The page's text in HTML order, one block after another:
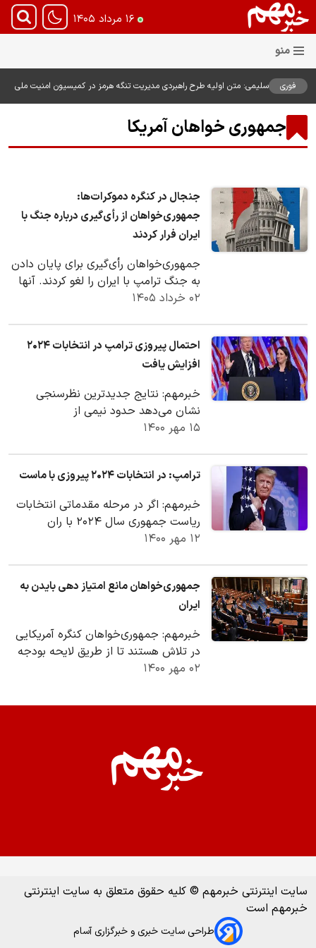
۱۶ مرداد ۱۴۰۵
فوری
سلیمی: متن اولیه طرح راهبردی مدیریت تنگه هرمز در کمیسیون امنیت ملی
جمهوری خواهان آمریکا
جنجال در کنگره دموکرات‌ها:
جمهوری‌خواهان از رأی‌گیری درباره جنگ با
ایران فرار کردند
جمهوری‌خواهان رأی‌گیری برای پایان دادن
به جنگ ترامپ با ایران را لغو کردند. آنها
در آستانه شکست بودند، بنابراین از رأی…
۰۲ خرداد ۱۴۰۵
احتمال پیروزی ترامپ در انتخابات ۲۰۲۴
افزایش یافت
خبرمهم: نتایج جدیدترین نظرسنجی
نشان می‌دهد حدود نیمی از
جمهوریخواهان آمریکایی خواستار
۱۵ مهر ۱۴۰۰
ترامپ: در انتخابات ۲۰۲۴ پیروزی با ماست
خبرمهم: اگر در مرحله مقدماتی انتخابات
ریاست جمهوری سال ۲۰۲۴ با ران
دوسانتیس فرماندار جمهوری خواه
۱۲ مهر ۱۴۰۰
جمهوری‌خواهان مانع امتیاز دهی بایدن به
ایران
خبرمهم: جمهوری‌خواهان کنگره آمریکایی
در تلاش هستند تا از طریق لایحه بودجه
دفاعی این کشور، اقداماتی را در راستای
۰۲ مهر ۱۴۰۰
سایت اینترنتی خبرمهم © کلیه حقوق متعلق به سایت اینترنتی
خبرمهم است
طراحی سایت خبری و خبرگزاری آسام